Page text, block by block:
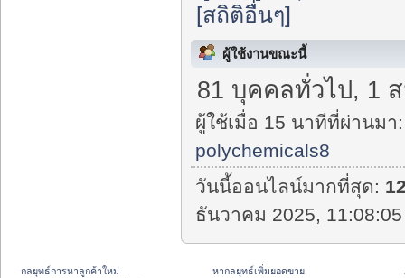
[สถิติอื่นๆ]
ผู้ใช้งานขณะนี้
81 บุคคลทั่วไป, 1
ผู้ใช้เมื่อ 15 นาทีที่ผ่านมา:
polychemicals8
วันนี้ออนไลน์มากที่สุด:
ธันวาคม 2025,
กลยุทธ์การหาลูกค้าใหม่
หากลยุทธ์เพิ่มยอดขาย